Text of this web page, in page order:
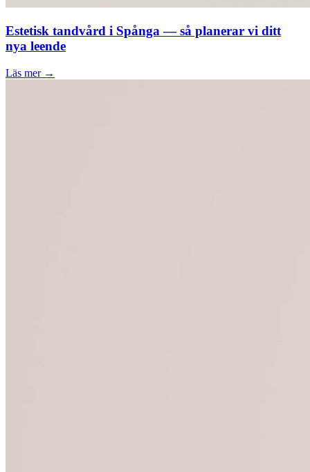
Estetisk tandvård i Spånga — så planerar vi ditt
nya leende
Läs mer →